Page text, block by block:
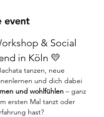
event
& Social
in Köln 💛
tanzen, neue
und dich dabei
und wohlfühlen – ganz
ersten Mal tanzt oder
hast?